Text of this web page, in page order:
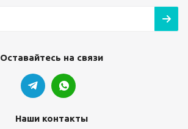
Оставайтесь на связи
Наши контакты